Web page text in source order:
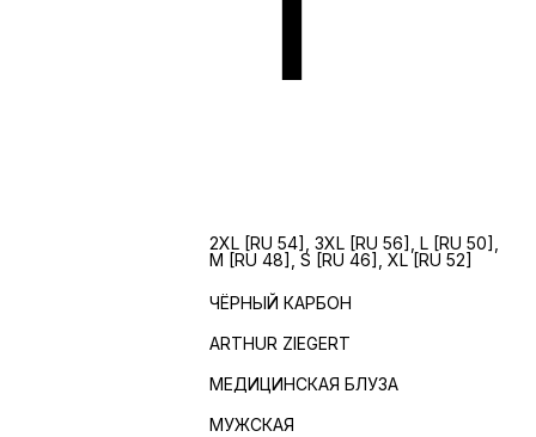
2XL [RU 54], 3XL [RU 56], L [RU 50],
M [RU 48], S [RU 46], XL [RU 52]
ЧЁРНЫЙ КАРБОН
ARTHUR ZIEGERT
МЕДИЦИНСКАЯ БЛУЗА
МУЖСКАЯ